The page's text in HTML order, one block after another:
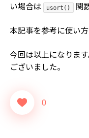
い場合は
usort() 関
本記事を参考に使い
今回は以上になりま
ございました。
0